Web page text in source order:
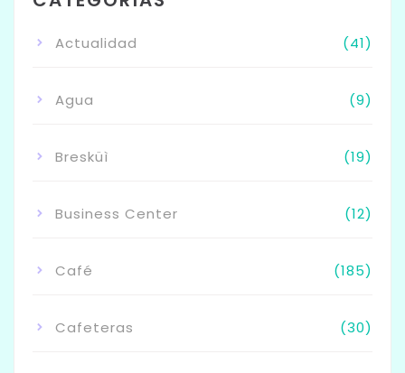
Actualidad (41)
Agua (9)
Bresküì (19)
Business Center (12)
Café (185)
Cafeteras (30)